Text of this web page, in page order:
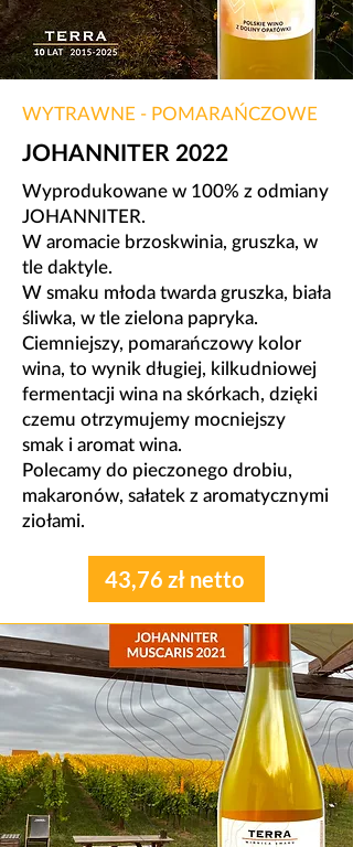
WYTRAWNE - POMARAŃCZOWE
JOHANNITER 2022
Wyprodukowane w 100% z odmiany
JOHANNITER.
​W aromacie brzoskwinia, gruszka, w
tle daktyle.
W smaku młoda twarda gruszka, biała
śliwka, w tle zielona papryka.
Ciemniejszy, pomarańczowy kolor
wina, to wynik długiej, kilkudniowej
fermentacji wina na skórkach, dzięki
czemu otrzymujemy mocniejszy
smak i aromat wina.
​Polecamy do pieczonego drobiu,
makaronów, sałatek z aromatycznymi
ziołami.
43,76 zł netto